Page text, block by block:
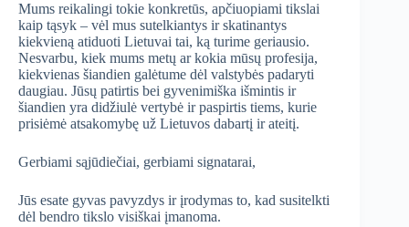
Mums reikalingi tokie konkretūs, apčiuopiami tikslai
kaip tąsyk – vėl mus sutelkiantys ir skatinantys
kiekvieną atiduoti Lietuvai tai, ką turime geriausio.
Nesvarbu, kiek mums metų ar kokia mūsų profesija,
kiekvienas šiandien galėtume dėl valstybės padaryti
daugiau. Jūsų patirtis bei gyvenimiška išmintis ir
šiandien yra didžiulė vertybė ir paspirtis tiems, kurie
prisiėmė atsakomybę už Lietuvos dabartį ir ateitį.
Gerbiami sąjūdiečiai, gerbiami signatarai,
Jūs esate gyvas pavyzdys ir įrodymas to, kad susitelkti
dėl bendro tikslo visiškai įmanoma.